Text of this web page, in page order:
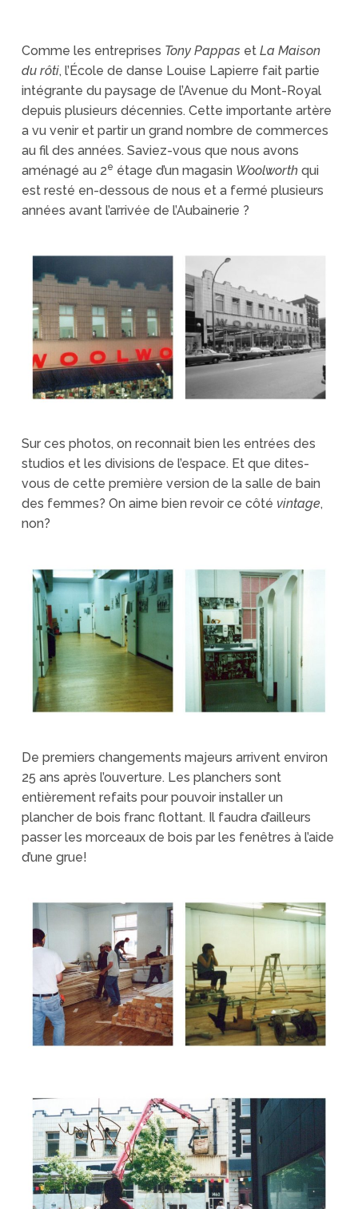
Comme les entreprises Tony Pappas et La Maison
du rôti, l’École de danse Louise Lapierre fait partie
intégrante du paysage de l’Avenue du Mont-Royal
depuis plusieurs décennies. Cette importante artère
a vu venir et partir un grand nombre de commerces
au fil des années. Saviez-vous que nous avons
aménagé au 2e étage d’un magasin Woolworthqui
est resté en-dessous de nous et a fermé plusieurs
années avant l’arrivée de l’Aubainerie ?
Sur ces photos, on reconnait bien les entrées des
studios et les divisions de l’espace. Et que dites-
vous de cette première version de la salle de bain
des femmes? On aime bien revoir ce côté vintage,
non?
De premiers changements majeurs arrivent environ
25 ans après l’ouverture. Les planchers sont
entièrement refaits pour pouvoir installer un
plancher de bois franc flottant. Il faudra d’ailleurs
passer les morceaux de bois par les fenêtres à l’aide
d’une grue!